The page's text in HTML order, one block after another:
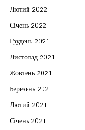
Лютий 2022
Січень 2022
Грудень 2021
Листопад 2021
Жовтень 2021
Березень 2021
Лютий 2021
Січень 2021